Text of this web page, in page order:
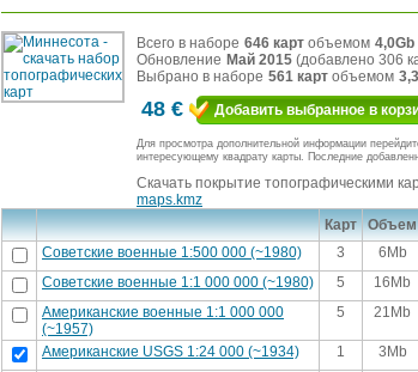
Всего в наборе 646 карт объемом 4,0Gb
Обновление Май 2015 (добавлено 306
Выбрано в наборе 561 карт объемом
48 € Добавить выбранное в
Для просмотра дополнительной информации
интересующему квадрату карты. Последние
Скачать покрытие топографическими
maps.kmz
Карт
Объем
Советские военные 1:500 000 (~1980)
3 6Mb
Советские военные 1:1 000 000 (~1980) 5 16Mb
Американские военные 1:1 000 000
(~1957)
5 21Mb
Американские USGS 1:24 000 (~1934) 1 3Mb